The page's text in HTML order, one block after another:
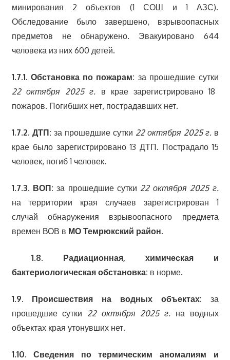
минирования 2 объектов (1 СОШ и 1 АЗС).
Обследование было завершено, взрывоопасных
предметов не обнаружено. Эвакуировано 644
человека из них 600 детей.
1.7.1. Обстановка по пожарам: за прошедшие сутки
22 октября 2025 г. в крае зарегистрировано 18
пожаров. Погибших нет, пострадавших нет.
1.7.2. ДТП: за прошедшие сутки 22 октября 2025 г.в
крае было зарегистрировано 13 ДТП. Пострадало 15
человек, погиб 1 человек.
1.7.3. ВОП: за прошедшие сутки 22 октября 2025 г.
на территории края случаев зарегистрирован 1
случай обнаружения взрывоопасного предмета
времен ВОВ в МО Темрюкский район.
1.8. Радиационная, химическая и
бактериологическая обстановка: в норме.
1.9. Происшествия на водных объектах: за
прошедшие сутки 22 октября 2025 г. на водных
объектах края утонувших нет.
1.10. Сведения по термическим аномалиям и